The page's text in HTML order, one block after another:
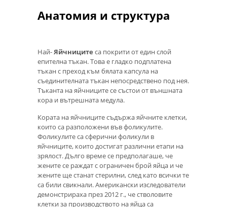
Анатомия и структура
Най-Яйчниците са покрити от един слой
епителна тъкан. Това е гладко подплатена
тъкан с преход към бялата капсула на
съединителната тъкан непосредствено под нея.
Тъканта на яйчниците се състои от външната
кора и вътрешната медула.
Кората на яйчниците съдържа яйчните клетки,
които са разположени във фоликулите.
Фоликулите са сферични фоликули в
яйчниците, които достигат различни етапи на
зрялост. Дълго време се предполагаше, че
жените се раждат с ограничен брой яйца и че
жените ще станат стерилни, след като всички те
са били свикнали. Американски изследователи
демонстрираха през 2012 г., че стволовите
клетки за производството на яйца са